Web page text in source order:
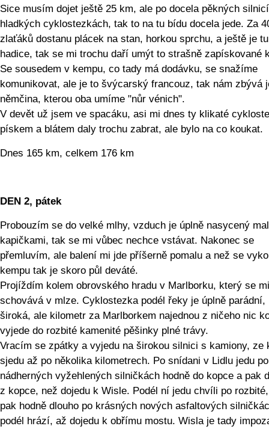
Sice musím dojet ještě 25 km, ale po docela pěkných
hladkých cyklostezkách, tak to na tu bídu docela jede. Za
zlaťáků dostanu plácek na stan, horkou sprchu, a ještě je tu
hadice, tak se mi trochu daří umýt to strašně zapískované
Se sousedem v kempu, co tady má dodávku, se snažíme
komunikovat, ale je to švýcarský francouz, tak nám zbývá
němčina, kterou oba umíme "nůr vénich".
V devět už jsem ve spacáku, asi mi dnes ty klikaté
pískem a blátem daly trochu zabrat, ale bylo na co koukat.
Dnes 165 km, celkem 176 km
DEN 2, pátek
Probouzím se do velké mlhy, vzduch je úplně nasycený
kapičkami, tak se mi vůbec nechce vstávat. Nakonec se
přemluvím, ale balení mi jde příšerně pomalu a než se
kempu tak je skoro půl deváté.
Projíždím kolem obrovského hradu v Marlborku, který se
schovává v mlze. Cyklostezka podél řeky je úplně parádní,
široká, ale kilometr za Marlborkem najednou z ničeho nic
vyjede do rozbité kamenité pěšinky plné trávy.
Vracím se zpátky a vyjedu na širokou silnici s kamiony, ze
sjedu až po několika kilometrech. Po snídani v Lidlu jedu po
nádherných vyžehlených silničkách hodně do kopce a pak
z kopce, než dojedu k Wisle. Podél ní jedu chvíli po
pak hodně dlouho po krásných nových asfaltových
podél hrází, až dojedu k obřímu mostu. Wisla je tady